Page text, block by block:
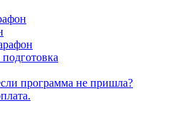
программа не пришла?